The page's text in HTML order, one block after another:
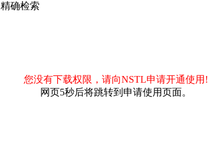
精确检索
您没有下载权限，请向NSTL申请开通使用!
网页5秒后将跳转到申请使用页面。